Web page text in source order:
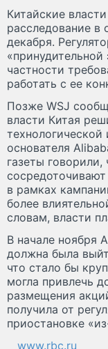
Китайские
расследование в
декабря.
частности
работать с ее
Позже WSJ
власти Китая
основателя
газеты
в рамках
более
словам, власти
В начале ноября
должна была
что стало бы
могла привлечь
размещения
получила от
приостановке
www.rbc.ru